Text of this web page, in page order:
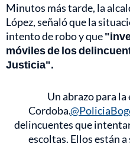
Minutos más tarde, la
López, señaló que la
intento de robo y que
móviles de los
Justicia".
Un abrazo para la
Cordoba.
delincuentes que
escoltas. Ellos están